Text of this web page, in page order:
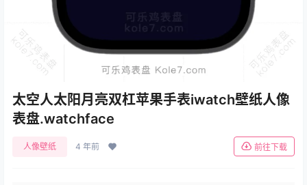
太空人太阳月亮双杠苹果手表iwatch壁纸人像
表盘.watchface
人像壁纸 4 年前 前往下载